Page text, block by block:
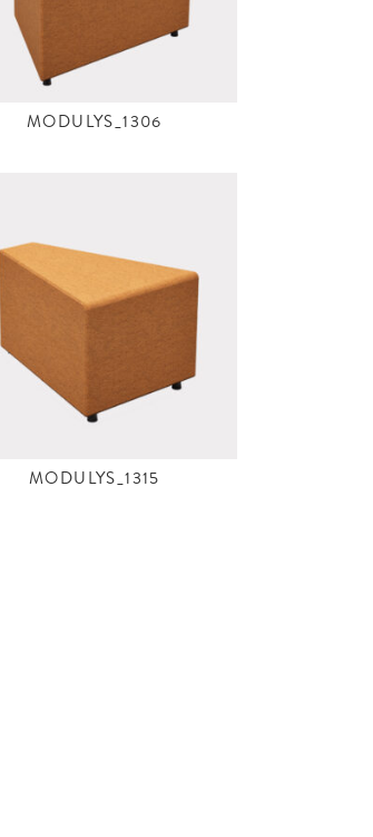
MODULYS_1306
MODULYS_1315